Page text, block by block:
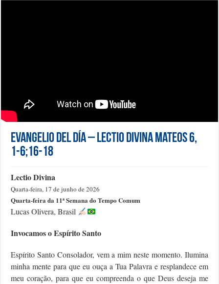
Evangelio del día – Lectio Divina Mateos 6,
1-6;16-18
Lectio Divina
Quarta-feira, 17 de junho de 2026
Quarta-feira da 11ª Semana do Tempo Comum
Lucas Olivera, Brasil
Invocamos o Espírito Santo
Espírito Santo Consolador, vem a mim neste momento. Ilumina
minha mente para que eu ouça a Tua Palavra e resplandece em
meu coração, para que eu compreenda o que Deus deseja me